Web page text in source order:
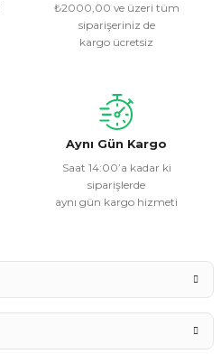
₺2000,00 ve üzeri tüm
siparişeriniz de
kargo ücretsiz
Aynı Gün Kargo
Saat 14:00’a kadar ki
siparişlerde
aynı gün kargo hizmeti